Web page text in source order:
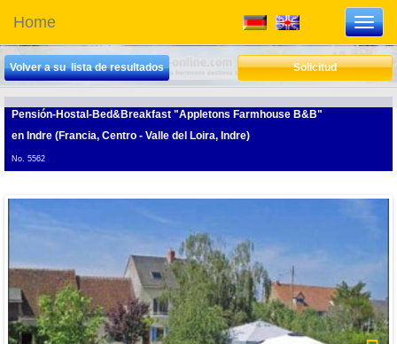
Home
Pensión-Hostal-Bed&Breakfast "Appletons Farmhouse B&B"
en Indre (Francia, Centro - Valle del Loira, Indre)
No. 5562
Volver a su lista de resultados Solicitud